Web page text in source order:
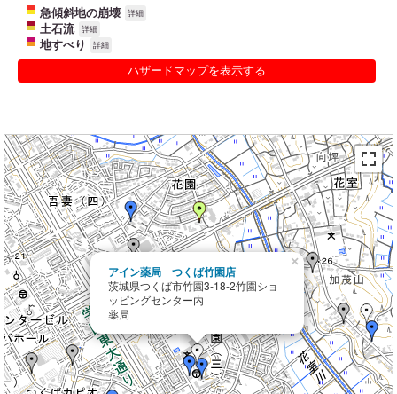
急傾斜地の崩壊
詳細
土石流 詳細
地すべり 詳細
ハザードマップを表示する
アイン薬局 つくば竹園店
茨城県つくば市竹園3-18-2竹園ショ
ッピングセンター内
薬局
×